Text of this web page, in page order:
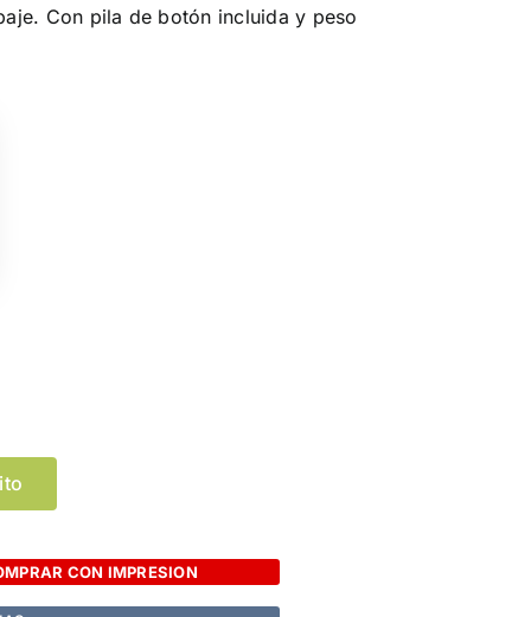
Con pila de botón incluida y peso
CON IMPRESION